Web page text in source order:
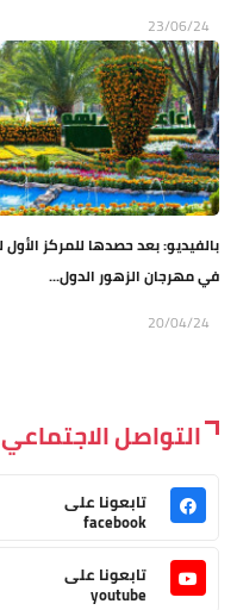
23/06/24
في مهرجان الزهور الدول...
20/04/24
التواصل الاجتماعي
تابعونا على
facebook
تابعونا على
youtube